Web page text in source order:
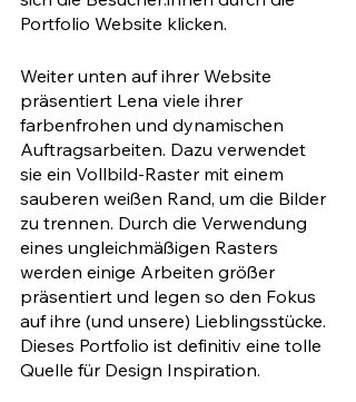
Portfolio Website klicken.
Weiter unten auf ihrer Website
präsentiert Lena viele ihrer
farbenfrohen und dynamischen
Auftragsarbeiten. Dazu verwendet
sie ein Vollbild-Raster mit einem
sauberen weißen Rand, um die Bilder
zu trennen. Durch die Verwendung
eines ungleichmäßigen Rasters
werden einige Arbeiten größer
präsentiert und legen so den Fokus
auf ihre (und unsere) Lieblingsstücke.
Dieses Portfolio ist definitiv eine tolle
Quelle für Design Inspiration.